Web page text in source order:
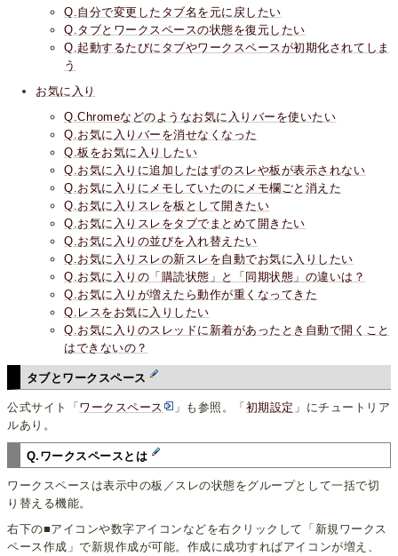
Q.自分で変更したタブ名を元に戻したい
Q.タブとワークスペースの状態を復元したい
Q.起動するたびにタブやワークスペースが初期化されてしま
う
お気に入り
Q.Chromeなどのようなお気に入りバーを使いたい
Q.お気に入りバーを消せなくなった
Q.板をお気に入りしたい
Q.お気に入りに追加したはずのスレや板が表示されない
Q.お気に入りにメモしていたのにメモ欄ごと消えた
Q.お気に入りスレを板として開きたい
Q.お気に入りスレをタブでまとめて開きたい
Q.お気に入りの並びを入れ替えたい
Q.お気に入りスレの新スレを自動でお気に入りしたい
Q.お気に入りの「購読状態」と「同期状態」の違いは？
Q.お気に入りが増えたら動作が重くなってきた
Q.レスをお気に入りしたい
Q.お気に入りのスレッドに新着があったとき自動で開くこと
はできないの？
タブとワークスペース
公式サイト「 ワークスペース 」も参照。「 初期設定 」にチュートリア
ルあり。
Q.ワークスペースとは
ワークスペースは表示中の板／スレの状態をグループとして一括で切
り替える機能。
右下の■アイコンや数字アイコンなどを右クリックして「新規ワークス
ペース作成」で新規作成が可能。作成に成功すればアイコンが増え、